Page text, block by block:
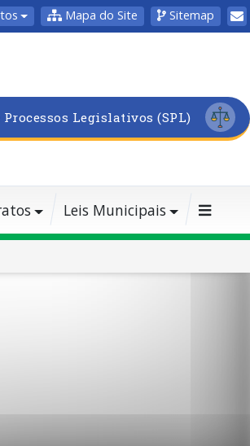
Mapa do Site Sitemap
Processos Legislativos (SPL)
Leis Municipais